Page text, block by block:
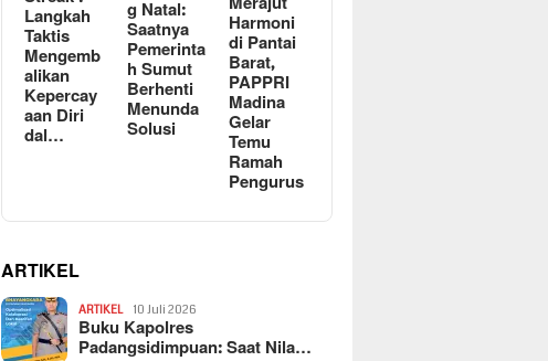
Langkah
Taktis
Mengemb
alikan
Kepercay
aan Diri
dal…
g Natal:
Saatnya
Pemerinta
h Sumut
Berhenti
Menunda
Solusi
Harmoni
di Pantai
Barat,
PAPPRI
Madina
Gelar
Temu
Ramah
Pengurus
ARTIKEL
ARTIKEL 10 Juli 2026
Buku Kapolres
Padangsidimpuan: Saat Nila…